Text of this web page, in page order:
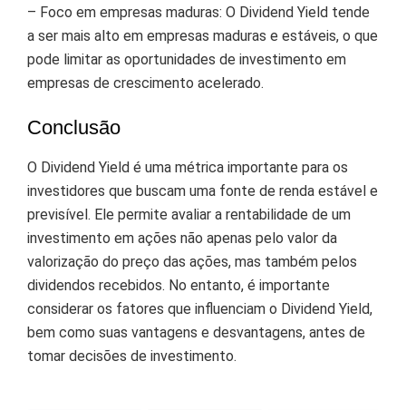
– Foco em empresas maduras: O Dividend Yield tende
a ser mais alto em empresas maduras e estáveis, o que
pode limitar as oportunidades de investimento em
empresas de crescimento acelerado.
Conclusão
O Dividend Yield é uma métrica importante para os
investidores que buscam uma fonte de renda estável e
previsível. Ele permite avaliar a rentabilidade de um
investimento em ações não apenas pelo valor da
valorização do preço das ações, mas também pelos
dividendos recebidos. No entanto, é importante
considerar os fatores que influenciam o Dividend Yield,
bem como suas vantagens e desvantagens, antes de
tomar decisões de investimento.